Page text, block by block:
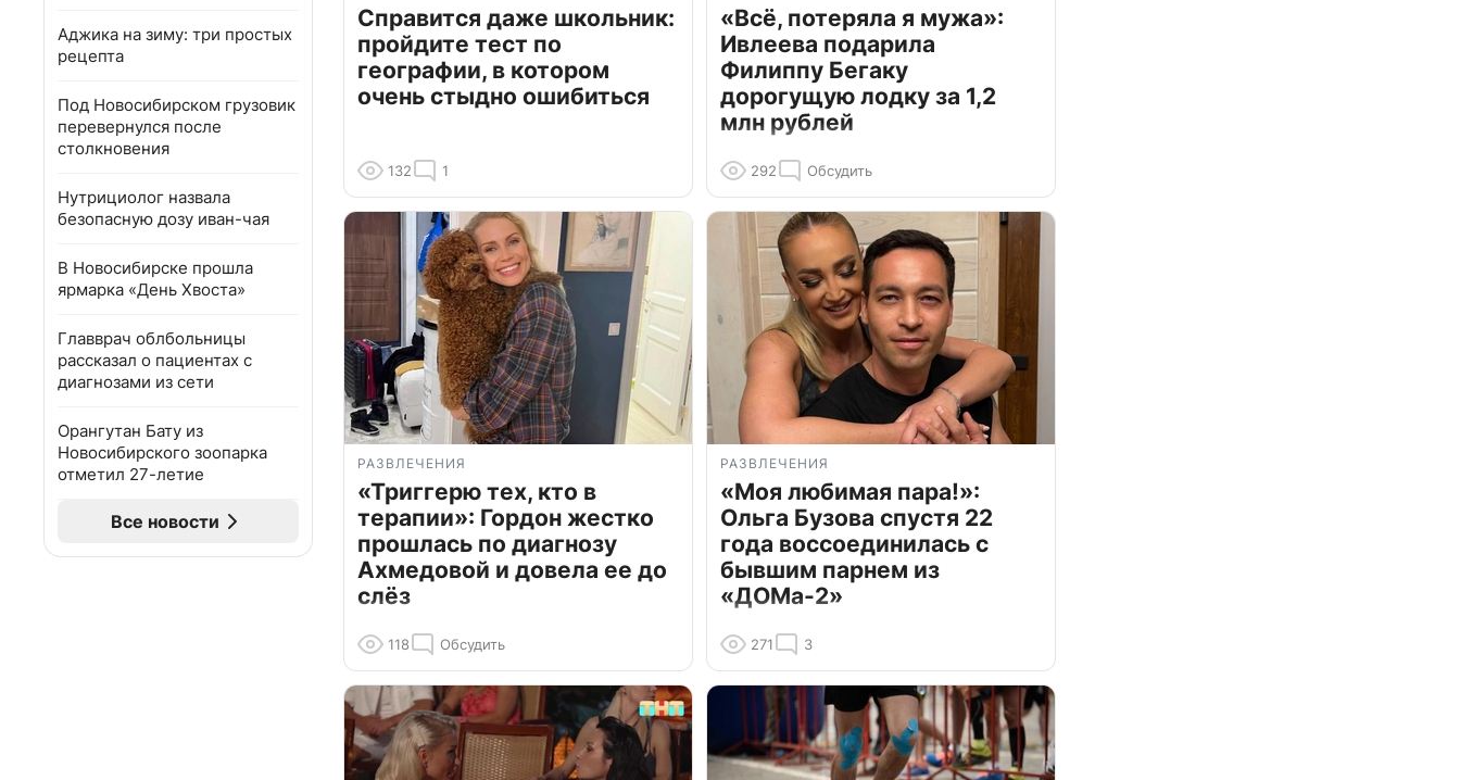
Аджика на зиму: три простых
рецепта
Под Новосибирском грузовик
перевернулся после
столкновения
Нутрициолог назвала
безопасную дозу иван-чая
В Новосибирске прошла
ярмарка «День Хвоста»
Главврач облбольницы
рассказал о пациентах с
диагнозами из сети
Орангутан Бату из
Новосибирского зоопарка
отметил 27-летие
Все новости
Справится даже школьник:
пройдите тест по
географии, в котором
очень стыдно ошибиться
132 1
«Всё, потеряла я мужа»:
Ивлеева подарила
Филиппу Бегаку
дорогущую лодку за 1,2
млн рублей
292 Обсудить
РАЗВЛЕЧЕНИЯ
«Триггерю тех, кто в
терапии»: Гордон жестко
прошлась по диагнозу
Ахмедовой и довела ее до
слёз
118 Обсудить
РАЗВЛЕЧЕНИЯ
«Моя любимая пара!»:
Ольга Бузова спустя 22
года воссоединилась с
бывшим парнем из
«ДОМа-2»
271 3